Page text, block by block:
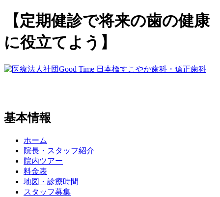
【定期健診で将来の歯の健康
に役立てよう】
基本情報
ホーム
院長・スタッフ紹介
院内ツアー
料金表
地図・診療時間
スタッフ募集